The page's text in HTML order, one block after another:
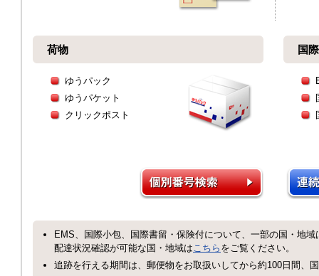
荷物
ゆうパック
ゆうパケット
クリックポスト
国
EMS、国際小包、国際書留・保険付について、一部の国・地
配達状況確認が可能な国・地域はこちら をご覧ください。
追跡を行える期間は、郵便物をお取扱いしてから約100日間、